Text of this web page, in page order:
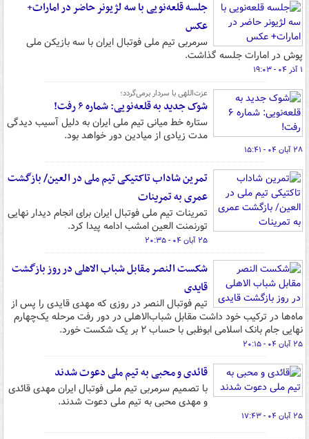
جلسه قلعه‌نویی با سه لژیونر حاضر در امارات+
عکس
سرمربی تیم ملی فوتبال ایران با سه بازیکن ملی
پوش در امارات جلسه گذاشت.
۱ آذر ۰۴ - ۱۹:۰۳
عزت‌اللهی با سردار برمی‌گردد؛
شوک جدید به قلعه‌نویی: شماره ۶ رفت!
ستاره خط میانی تیم ملی ایران به دلیل آسیب دیدگی
مدت زیادی از میادین دور خواهد بود.
۲۸ آبان ۰۴ - ۱۵:۴۱
تمرین شاداب تاکتیکی تیم ملی در العین/ بازگشت
عمری به تمرینات
تمرینات تیم ملی فوتبال ایران برای انجام دیدار نهایی
تورنمنت العین امشب ادامه پیدا کرد.
۲۵ آبان ۰۴ - ۲۰:۳۵
شکست النصر مقابل شباب الاهلی در روز بازگشت
قایدی
تیم فوتبال النصر در روزی که مهدی قایدی را پس از
ماه‌ها در ترکیب خود داشت مقابل شباب‌الاهلی در دور رفت مرحله یک‌چهارم
نهایی جام بانک اسلامی ابوظبی با حساب ۲ بر یک شکست خورد.
۲۵ آبان ۰۴ - ۲۰:۱۵
قائدی و محبی به تیم ملی دعوت شدند
با تصمیم سرمربی تیم ملی فوتبال ایران مهدی قائدی
و مهدی محبی به تیم ملی دعوت شدند.
۲۵ آبان ۰۴ - ۱۷:۴۳